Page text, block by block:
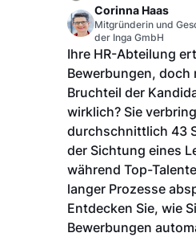
Corinna Haas
Mitgründerin und
der Inga GmbH
Ihre HR-Abteilung
Bewerbungen, doch
Bruchteil der
wirklich? Sie
durchschnittlich 43
der Sichtung eines
während Top-
langer Prozesse
Entdecken Sie, wie
Bewerbungen